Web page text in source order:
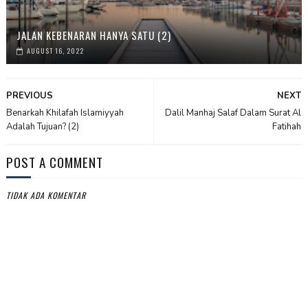
JALAN KEBENARAN HANYA SATU (2)
AUGUST 16, 2022
NEXT
Dalil Manhaj Salaf Dalam Surat Al
Fatihah
PREVIOUS
Benarkah Khilafah Islamiyyah
Adalah Tujuan? (2)
POST A COMMENT
TIDAK ADA KOMENTAR